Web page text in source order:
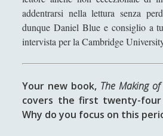
Collana di Scuola Filosofica(13)
► Didattica(7)
► Economia(9)
► Filologia(4)
► Geopolitica (11)
addentrarsi nella lettura senza
dunque Daniel Blue e consiglio a
intervista per la Cambridge
Your new book, The Making
covers the first twenty-
Why do you focus on this